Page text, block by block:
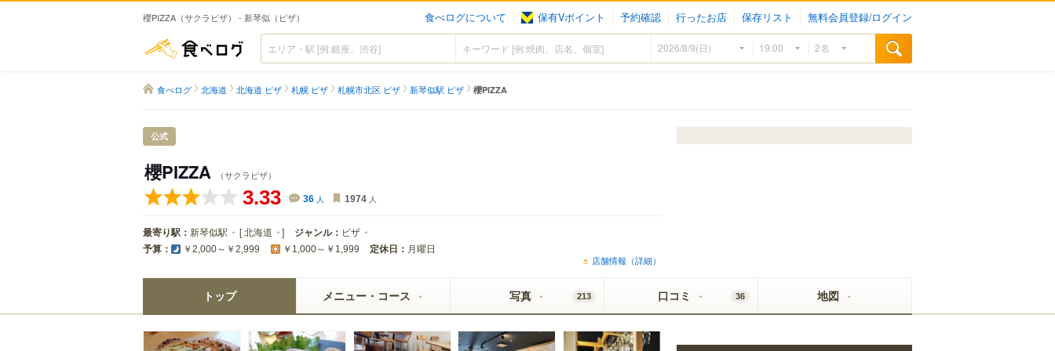
櫻PIZZA（サクラピザ） - 新琴似（ピザ） 食べログについて 保有Vポイント 予約確認 行ったお店 保存リスト 無料会員登録/ログイン
食べログ
食べログ 北海道 北海道 ピザ 札幌 ピザ 札幌市北区 ピザ 新琴似駅 ピザ 櫻PIZZA
公式
櫻PIZZA （サクラピザ）
3.33 36 人 1974 人
最寄り駅： 新琴似駅 [北海道 ] ジャンル： ピザ
予算： ￥2,000～￥2,999 ￥1,000～￥1,999 定休日： 月曜日
店舗情報（詳細）
トップ メニュー・コース 写真 213 口コミ 36 地図